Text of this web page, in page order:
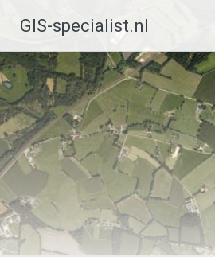
naar
de
inhoud
GIS-specialist.nl